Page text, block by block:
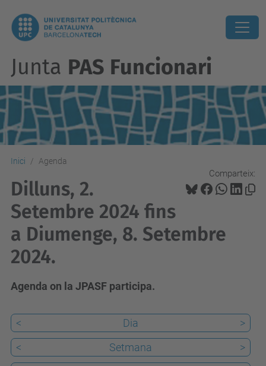
Junta PAS Funcionari
Inici Agenda
Comparteix:
Dilluns, 2.
Setembre 2024 fins
a Diumenge, 8. Setembre
2024.
Agenda on la JPASF participa.
< Dia
>
<
Setmana
>